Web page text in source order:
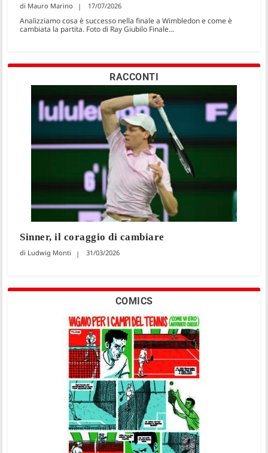
Mauro Marino 17/07/2026
Analizziamo cosa è successo nella finale a Wimbledon e come è
cambiata la partita. Foto di Ray Giubilo Finale...
RACCONTI
Sinner, il coraggio di cambiare
Ludwig Monti 31/03/2026
COMICS